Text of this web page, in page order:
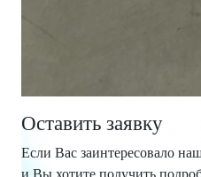
Оставить заявку
Если Вас заинтересовало
и Вы хотите получить